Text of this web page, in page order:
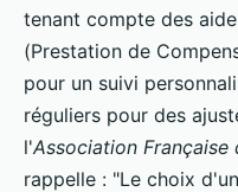
tenant compte des
(Prestation de
pour un suivi
réguliers pour des
l'Association
rappelle : "Le choix